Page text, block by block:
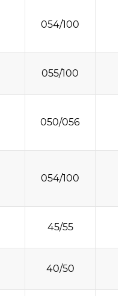
054/100
055/100
050/056
054/100
45/55
40/50